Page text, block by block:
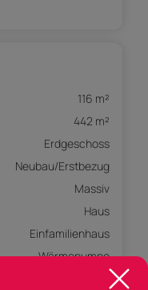
116 m²
442 m²
Erdgeschoss
Neubau/Erstbezug
Massiv
Haus
Einfamilienhaus
Wärmepumpe